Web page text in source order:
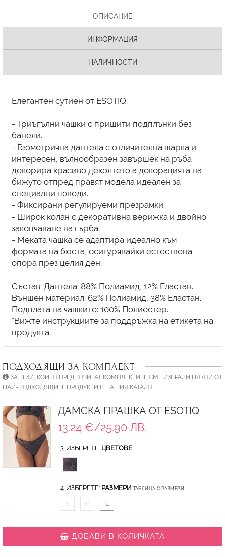
ОПИСАНИЕ
ИНФОРМАЦИЯ
НАЛИЧНОСТИ
Елегантен сутиен от ESOTIQ.
- Триъгълни чашки с пришити подплънки без
банели.
- Геометрична дантела с отличителна шарка и
интересен, вълнообразен завършек на ръба
декорира красиво деколтето а декорацията на
бижуто отпред правят модела идеален за
специални поводи.
- Фиксирани регулируеми презрамки.
- Широк колан с декоративна верижка и двойно
закопчаване на гърба.
- Меката чашка се адаптира идеално към
формата на бюста, осигурявайки естествена
опора през целия ден.
Състав: Дантела: 88% Полиамид, 12% Еластан.
Външен материал: 62% Полиамид, 38% Еластан.
Подплата на чашките: 100% Полиестер.
*Вижте инструкциите за поддръжка на етикета на
ПОДХОДЯЩИ ЗА КОМПЛЕКТ
ЗА ТЕЗИ, КОИТО ПРЕДПОЧИТАТ КОМПЛЕКТИТЕ СМЕ ИЗБРАЛИ НЯКОИ ОТ
НАЙ-ПОДХОДЯЩИТЕ ПРОДУКТИ В НАШИЯ КАТАЛОГ.
ДАМСКА ПРАШКА ОТ ESOTIQ
13.24 €/25.90 ЛВ.
3. ИЗБЕРЕТЕ: ЦВЕТОВЕ
4. ИЗБЕРЕТЕ: РАЗМЕРИ ТАБЛИЦА С РАЗМЕРИ
S M L
ДОБАВИ В КОЛИЧКАТА